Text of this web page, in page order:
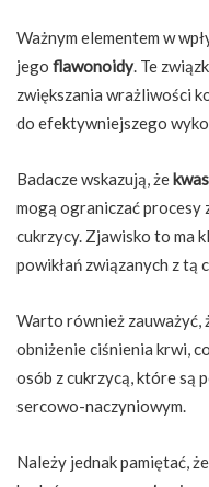
Ważnym elementem w
jego flawonoidy. Te
zwiększania wrażliwości
do efektywniejszego
Badacze wskazują, że
mogą ograniczać procesy
cukrzycy. Zjawisko to ma
powikłań związanych z tą
Warto również zauważyć,
obniżenie ciśnienia krwi,
osób z cukrzycą, które są
sercowo-naczyniowym.
Należy jednak pamiętać,